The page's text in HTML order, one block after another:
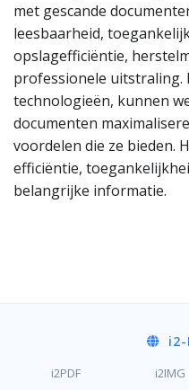
met gescande
leesbaarheid,
opslagefficiëntie,
professionele uitstraling.
technologieën, kunnen
documenten
voordelen die ze bieden.
efficiëntie,
belangrijke informatie.
i2-
i2PDF i2IMG